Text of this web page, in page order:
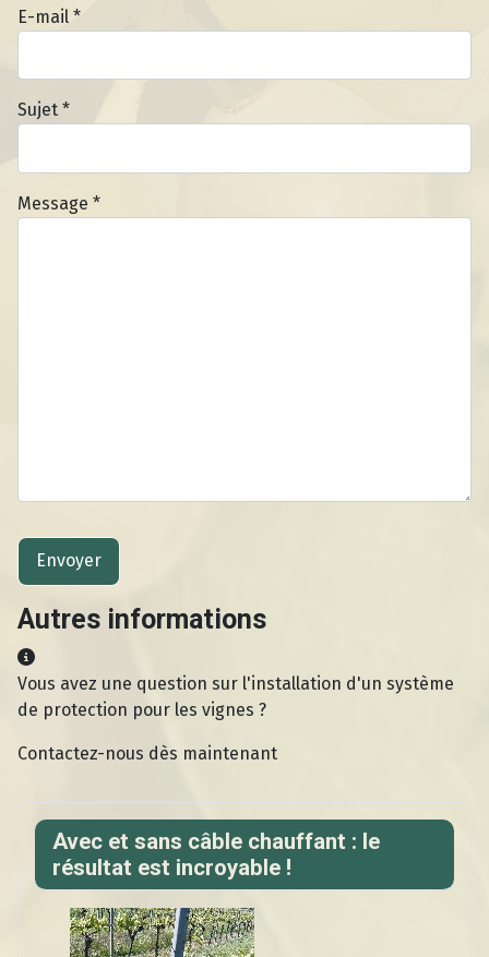
Avec et sans câble chauffant : le
résultat est incroyable !
E-mail *
Sujet *
Message *
Système Captcha
Envoyer
Autres informations
Autres informations
Vous avez une question sur l'installation d'un système
de protection pour les vignes ?
Contactez-nous dès maintenant